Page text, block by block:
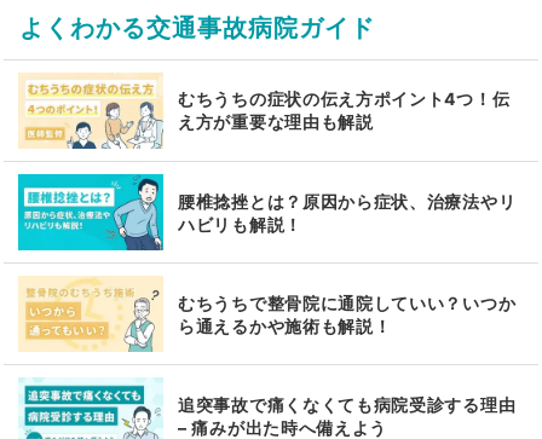
よくわかる交通事故病院ガイド
むちうちの症状の伝え方ポイント4つ！伝
え方が重要な理由も解説
腰椎捻挫とは？原因から症状、治療法やリ
ハビリも解説！
むちうちで整骨院に通院していい？いつか
ら通えるかや施術も解説！
追突事故で痛くなくても病院受診する理由
– 痛みが出た時へ備えよう